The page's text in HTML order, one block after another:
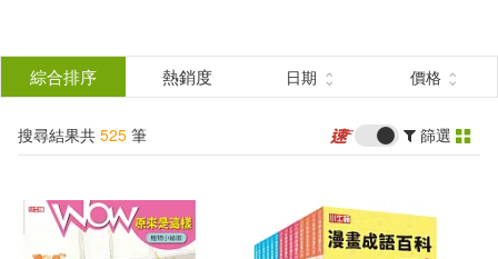
結
分類 (單選)
所有商品(525) 圖書(86)
電子書(262) 有聲書(177)
綜合排序 熱銷度 日期 價格
搜尋結果共 525 筆 篩選